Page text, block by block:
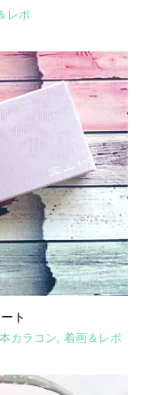
レポ
ト
カラコン, 着画＆レポ